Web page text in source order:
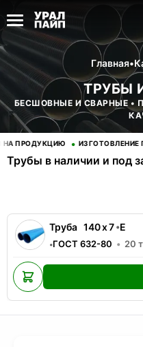
Главная•
ТРУБЫ
БЕСШОВНЫЕ И СВАРНЫЕ •
• ИЗГОТОВЛЕНИЕ ППУ
Трубы в наличии и под
В наличии 1 позиций
Труба 140x7•Е
•ГОСТ 632-80 20